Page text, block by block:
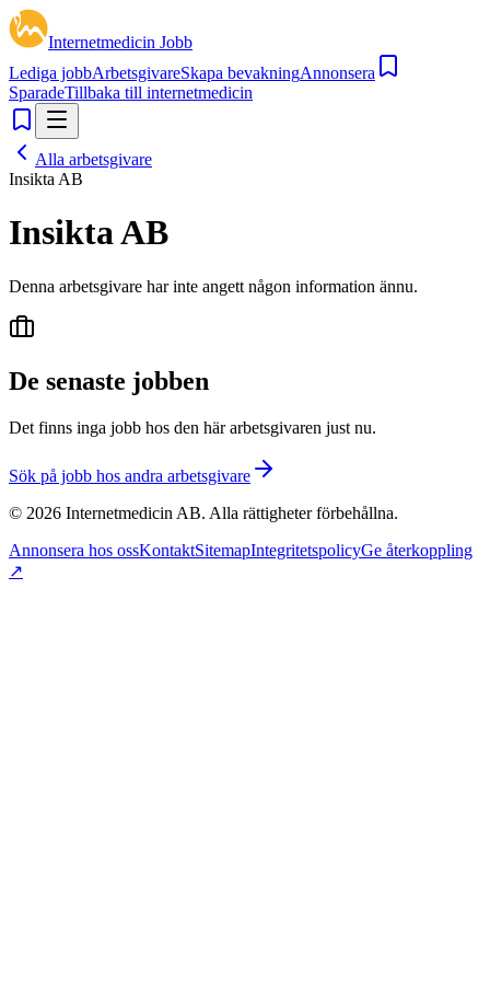
Internetmedicin Jobb
Lediga jobbArbetsgivareSkapa bevakningAnnonsera
SparadeTillbaka till internetmedicin
Alla arbetsgivare
Insikta AB
Insikta AB
Denna arbetsgivare har inte angett någon information ännu.
De senaste jobben
Det finns inga jobb hos den här arbetsgivaren just nu.
Sök på jobb hos andra arbetsgivare
© 2026 Internetmedicin AB. Alla rättigheter förbehållna.
Annonsera hos ossKontaktSitemapIntegritetspolicyGe återkoppling
↗